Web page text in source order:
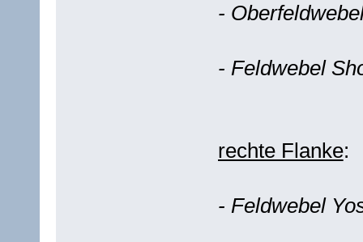
-
- Feldwebel
rechte Flanke:
- Feldwebel